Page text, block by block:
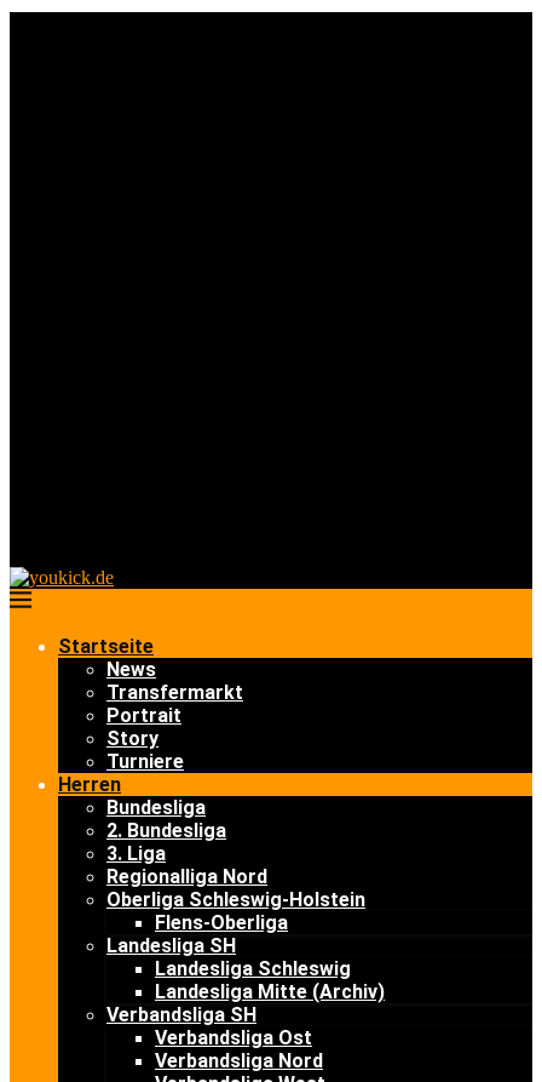
Startseite
News
Transfermarkt
Portrait
Story
Turniere
Herren
Bundesliga
2. Bundesliga
3. Liga
Regionalliga Nord
Oberliga Schleswig-Holstein
Flens-Oberliga
Landesliga SH
Landesliga Schleswig
Landesliga Mitte (Archiv)
Verbandsliga SH
Verbandsliga Ost
Verbandsliga Nord